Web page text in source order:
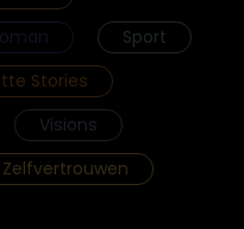
Sport
Stories
Visions
Zelfvertrouwen